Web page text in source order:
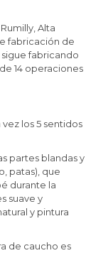
Alta
fabricación de
sigue fabricando
14 operaciones
vez los 5 sentidos
partes blandas y
patas), que
durante la
suave y
y pintura
de caucho es